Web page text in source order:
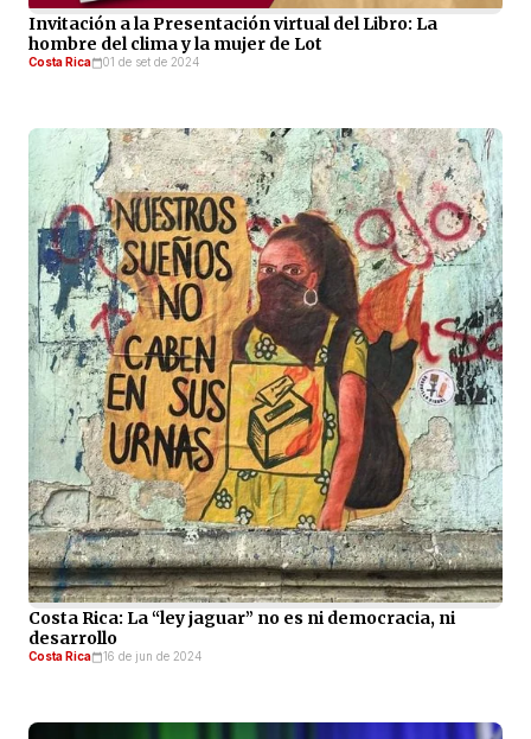
Invitación a la Presentación virtual del Libro: La
hombre del clima y la mujer de Lot
Costa Rica 01 de set de 2024
Costa Rica: La “ley jaguar” no es ni democracia, ni
desarrollo
Costa Rica 16 de jun de 2024